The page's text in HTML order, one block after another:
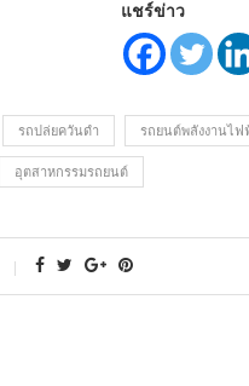
แชร์ข่าว
รถปล่ยควันดำ รถยนต์พลังงานไฟ
อุตสาหกรรมรถยนต์